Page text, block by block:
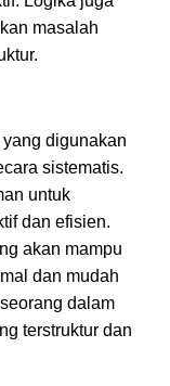
masalah
digunakan
sistematis.
untuk
dan efisien.
akan mampu
dan mudah
dalam
terstruktur dan